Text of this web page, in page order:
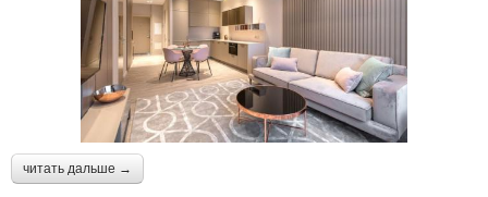
читать дальше →